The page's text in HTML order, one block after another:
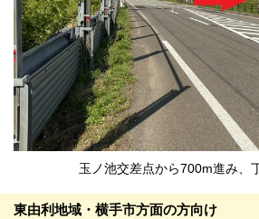
玉ノ池交差点から700m進み、
東由利地域・横手市方面の方向け